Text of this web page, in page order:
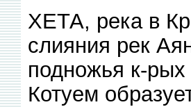
ХЕТА, река в
слияния рек
подножья к-рых
Котуем